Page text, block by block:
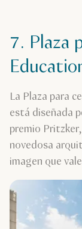
7. Plaza
La Plaza para
está diseñada
premio
novedosa
imagen que